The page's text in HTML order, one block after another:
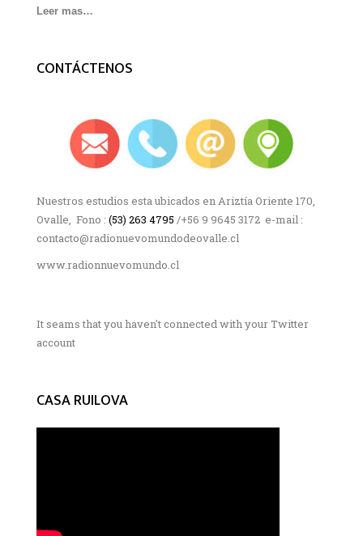
Leer mas…
CONTÁCTENOS
Nuestros estudios esta ubicados en Ariztía Oriente 170,
Ovalle, Fono : (53) 263 4795 /+56 9 9645 3172 e-mail :
contacto@radionuevomundodeovalle.cl
www.radionnuevomundo.cl
It seams that you haven't connected with your Twitter
account
CASA RUILOVA